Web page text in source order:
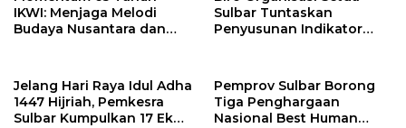
IKWI: Menjaga Melodi
Budaya Nusantara dan
Sulbar Tuntaskan
Penyusunan Indikator
Jelang Hari Raya Idul Adha
1447 Hijriah, Pemkesra
Sulbar Kumpulkan 17 Ekor
Pemprov Sulbar Borong
Tiga Penghargaan
Nasional Best Human